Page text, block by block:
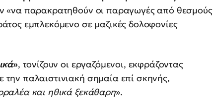
«να παρακρατηθούν οι παραγωγές από θεσμούς
εμπλεκόμενο σε μαζικές δολοφονίες
», τονίζουν οι εργαζόμενοι, εκφράζοντας
παλαιστινιακή σημαία επί σκηνής,
και ηθικά ξεκάθαρη».